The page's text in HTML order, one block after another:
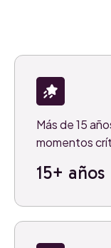
15+ años
Más de 15
momentos